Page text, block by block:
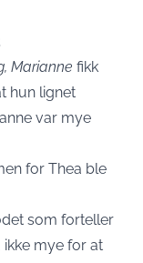
Marianne fikk
hun lignet
var mye
for Thea ble
som forteller
mye for at